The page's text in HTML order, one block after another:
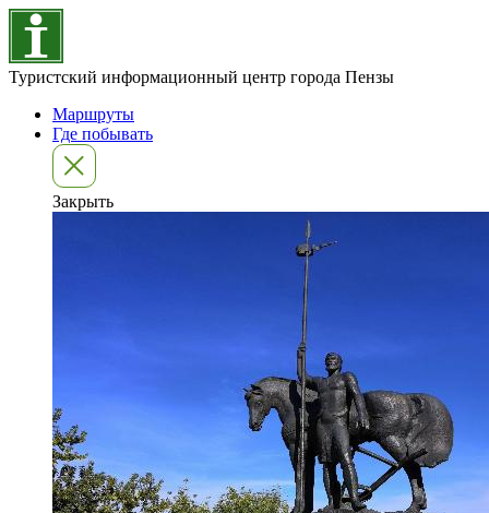
Туристский информационный центр города Пензы
Маршруты
Где побывать
Закрыть